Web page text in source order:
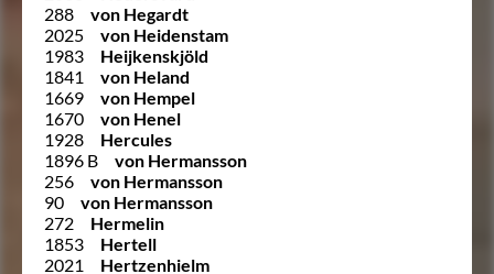
288
von Hegardt
2025
von Heidenstam
1983
Heijkenskjöld
1841
von Heland
1669
von Hempel
1670
von Henel
1928
Hercules
1896 B
von Hermansson
256
von Hermansson
90
von Hermansson
272
Hermelin
1853
Hertell
2021
Hertzenhielm